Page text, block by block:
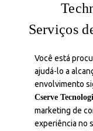
Serviços
Você está
ajudá-lo a
envolvimento
Cserve
marketing de
experiência no